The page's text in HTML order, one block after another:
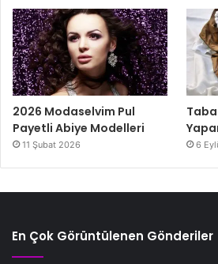
2026 Modaselvim Pul
Payetli Abiye Modelleri
11 Şubat 2026 6
En Çok Görüntülenen Gönderiler